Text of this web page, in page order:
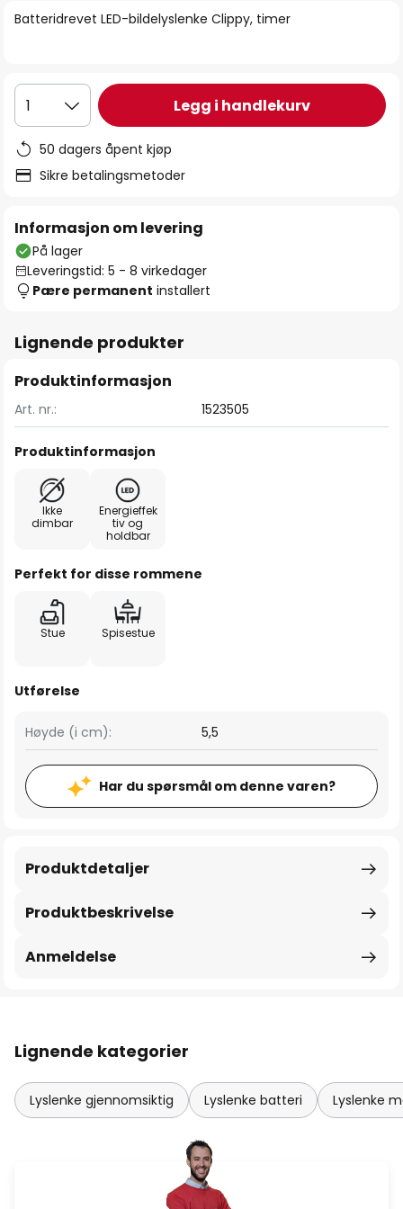
bildegalleri
Batteridrevet LED-bildelyslenke Clippy, timer
1 Legg i handlekurv
50 dagers åpent kjøp
Sikre betalingsmetoder
Informasjon om levering
På lager
Leveringstid: 5 - 8 virkedager
Pære permanent installert
Lignende produkter
Produktinformasjon
Art. nr.: 1523505
Produktinformasjon
Ikke
dimbar
Energieffek
tiv og
holdbar
Perfekt for disse rommene
Stue Spisestue
Utførelse
Høyde (i cm): 5,5
Har du spørsmål om denne varen?
Produktbeskrivelse
Produktdetaljer
Anmeldelse
Lignende kategorier
Lyslenke gjennomsiktig Lyslenke batteri Lyslenke